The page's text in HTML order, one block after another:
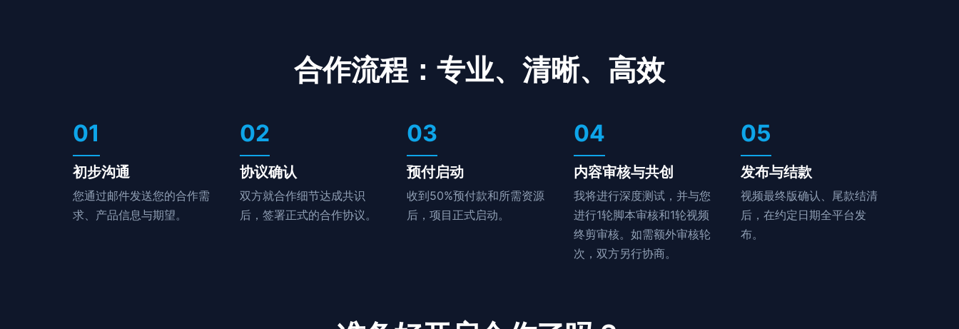
合作流程：专业、清晰、高效
01
初步沟通
您通过邮件发送您的合作需
求、产品信息与期望。
02
协议确认
双方就合作细节达成共识
后，签署正式的合作协议。
03
预付启动
收到50%预付款和所需资源
后，项目正式启动。
04
内容审核与共创
我将进行深度测试，并与您
进行1轮脚本审核和1轮视频
终剪审核。如需额外审核轮
次，双方另行协商。
05
发布与结款
视频最终版确认、尾款结清
后，在约定日期全平台发
布。